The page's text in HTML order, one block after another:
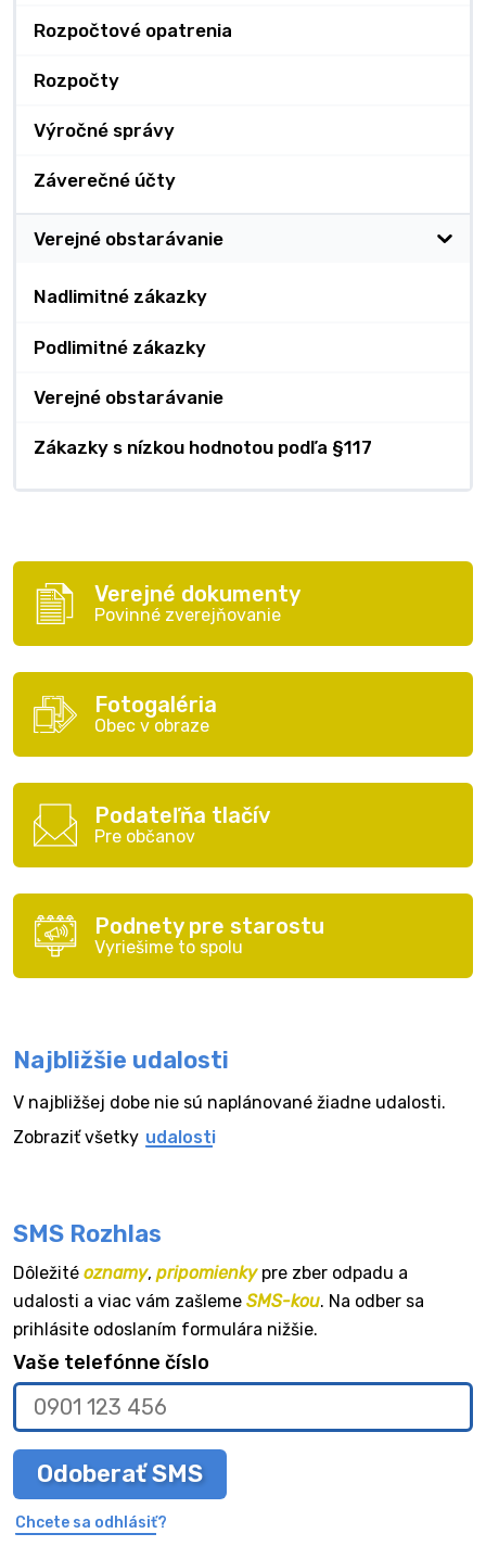
Rozpočtové opatrenia
Rozpočty
Výročné správy
Záverečné účty
Verejné obstarávanie
Nadlimitné zákazky
Podlimitné zákazky
Verejné obstarávanie
Zákazky s nízkou hodnotou podľa §117
Verejné dokumenty
Povinné zverejňovanie
Fotogaléria
Obec v obraze
Podateľňa tlačív
Pre občanov
Podnety pre starostu
Vyriešime to spolu
Najbližšie udalosti
V najbližšej dobe nie sú naplánované žiadne udalosti.
Zobraziť všetky udalosti
SMS Rozhlas
Dôležité oznamy, pripomienkypre zber odpadu a
udalosti a viac vám zašleme SMS-kou. Na odber sa
prihlásite odoslaním formulára nižšie.
Vaše telefónne číslo
Odoberať SMS
Chcete sa odhlásiť?